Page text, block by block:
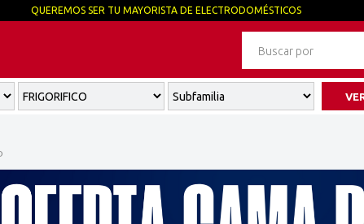
QUEREMOS SER TU MAYORISTA DE ELECTRODOMÉSTICOS